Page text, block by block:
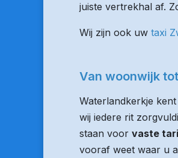
juiste vertrekhal af.
Wij zijn ook uw taxi
Van woonwijk
Waterlandkerkje
wij iedere rit
staan voor vaste
vooraf weet waar u